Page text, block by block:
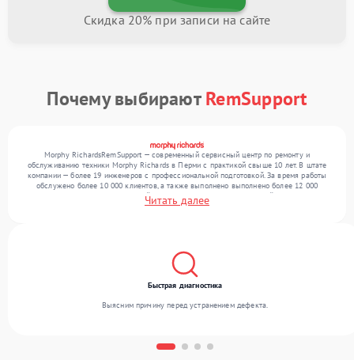
Скидка 20% при записи на сайте
Почему выбираютRemSupport
Morphy RichardsRemSupport — современный сервисный центр по ремонту и
обслуживанию техники Morphy Richards в Перми с практикой свыше 10 лет. В штате
компании — более 19 инженеров с профессиональной подготовкой. За время работы
обслужено более 10 000 клиентов, а также выполнено выполнено более 12 000
ремонтов. Ежемесячно в сервисный центр поступает более 300 устройств, включая , , .
Мы выполняем ремонт различного уровня сложности и гарантируем высокое
Читать далее
Быстрая диагностика
Выясним причину перед устранением дефекта.